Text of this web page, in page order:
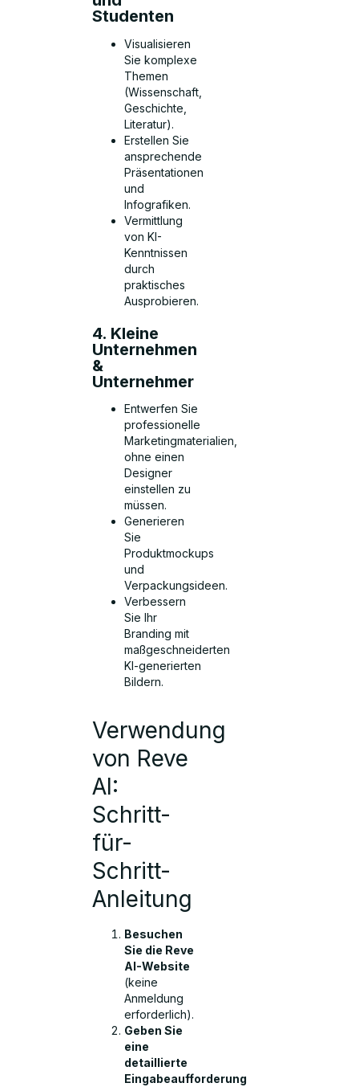
Studenten
Visualisieren
Sie komplexe
Themen
(Wissenschaft,
Geschichte,
Literatur).
Erstellen Sie
ansprechende
Präsentationen
und
Infografiken.
Vermittlung
von KI-
Kenntnissen
durch
praktisches
Ausprobieren.
4. Kleine
Unternehmen
&
Unternehmer
Entwerfen Sie
professionelle
Marketingmaterialien,
ohne einen
Designer
einstellen zu
müssen.
Generieren
Sie
Produktmockups
und
Verpackungsideen.
Verbessern
Sie Ihr
Branding mit
maßgeschneiderten
KI-generierten
Bildern.
Verwendung
von Reve
AI:
Schritt-
für-
Schritt-
Anleitung
Besuchen
Sie die Reve
AI-Website
(keine
Anmeldung
erforderlich).
Geben Sie
eine
detaillierte
Eingabeaufforderung